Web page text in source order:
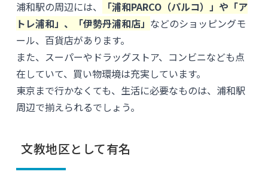
浦和駅の周辺には、
「浦和PARCO（パルコ）」や「ア
トレ浦和」、「伊勢丹浦和店」 などのショッピングモ
ール、百貨店があります。
また、スーパーやドラッグストア、コンビニなども点
在していて、買い物環境は充実しています。
東京まで行かなくても、生活に必要なものは、浦和駅
周辺で揃えられるでしょう。
文教地区として有名